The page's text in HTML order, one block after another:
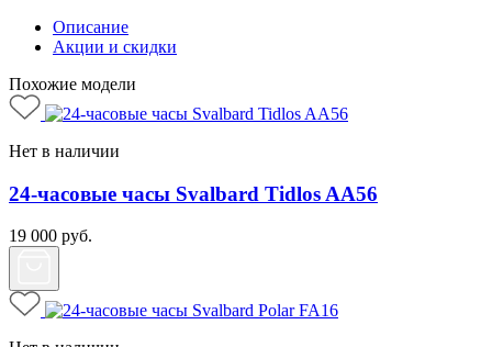
Описание
Акции и скидки
Похожие модели
Нет в наличии
24-часовые часы Svalbard Tidlos AA56
19 000 руб.